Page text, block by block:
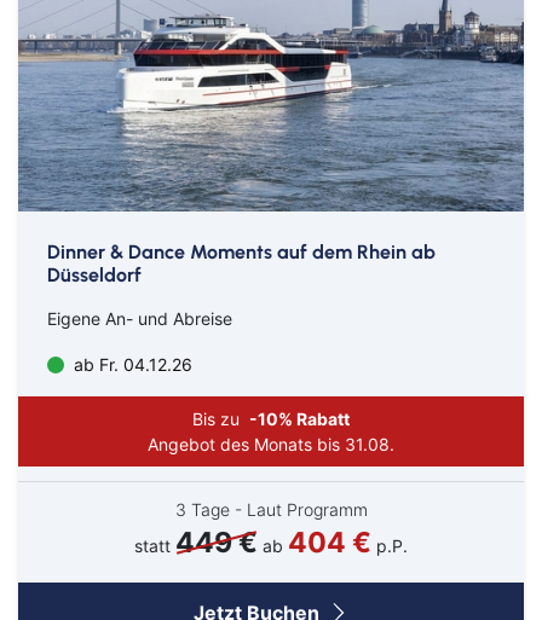
Wiesbaden
Wittlich
Flug
Ab Amsterdam
Ab Basel
Ab Berlin
Ab Bremen
Ab Frankfurt
Ab Hamburg
Ab Hannover
Ab Köln/Bonn
Ab Münster/Osnabrück
Dinner & Dance Moments auf dem Rhein ab
Düsseldorf
Eigene An- und Abreise
ab Fr. 04.12.26
Bis zu -10% Rabatt
Angebot des Monats bis 31.08.
3 Tage - Laut Programm
statt 449 € ab 404 € p.P.
Jetzt Buchen